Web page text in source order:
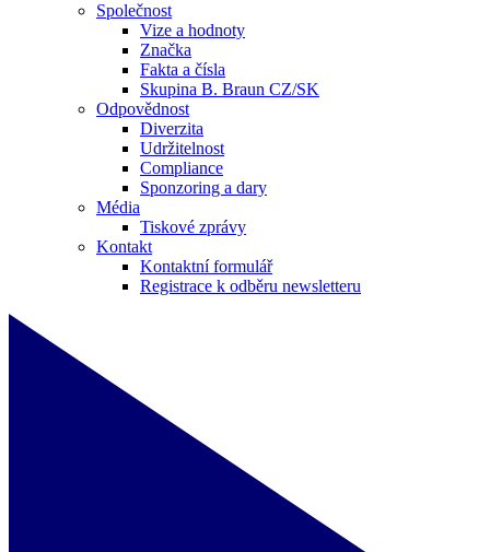
Společnost
Vize a hodnoty
Značka
Fakta a čísla
Skupina B. Braun CZ/SK
Odpovědnost
Diverzita
Udržitelnost
Compliance
Sponzoring a dary
Média
Tiskové zprávy
Kontakt
Kontaktní formulář
Registrace k odběru newsletteru